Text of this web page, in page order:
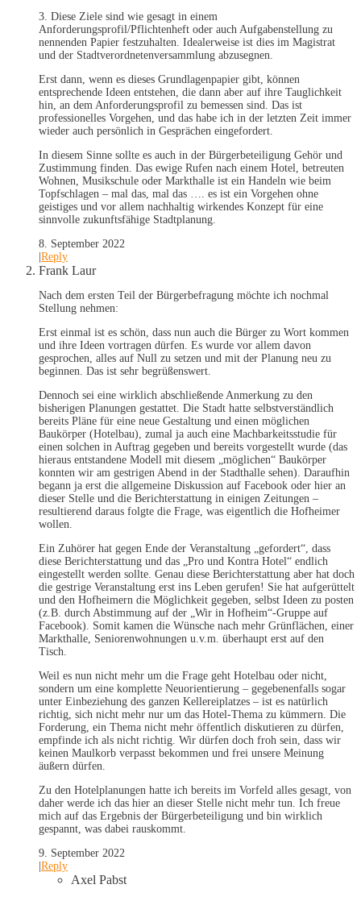
3. Diese Ziele sind wie gesagt in einem
Anforderungsprofil/Pflichtenheft oder auch Aufgabenstellung zu
nennenden Papier festzuhalten. Idealerweise ist dies im Magistrat
und der Stadtverordnetenversammlung abzusegnen.
Erst dann, wenn es dieses Grundlagenpapier gibt, können
entsprechende Ideen entstehen, die dann aber auf ihre Tauglichkeit
hin, an dem Anforderungsprofil zu bemessen sind. Das ist
professionelles Vorgehen, und das habe ich in der letzten Zeit immer
wieder auch persönlich in Gesprächen eingefordert.
In diesem Sinne sollte es auch in der Bürgerbeteiligung Gehör und
Zustimmung finden. Das ewige Rufen nach einem Hotel, betreuten
Wohnen, Musikschule oder Markthalle ist ein Handeln wie beim
Topfschlagen – mal das, mal das …. es ist ein Vorgehen ohne
geistiges und vor allem nachhaltig wirkendes Konzept für eine
sinnvolle zukunftsfähige Stadtplanung.
8. September 2022
Reply
Frank Laur
Nach dem ersten Teil der Bürgerbefragung möchte ich nochmal
Stellung nehmen:
Erst einmal ist es schön, dass nun auch die Bürger zu Wort kommen
und ihre Ideen vortragen dürfen. Es wurde vor allem davon
gesprochen, alles auf Null zu setzen und mit der Planung neu zu
beginnen. Das ist sehr begrüßenswert.
Dennoch sei eine wirklich abschließende Anmerkung zu den
bisherigen Planungen gestattet. Die Stadt hatte selbstverständlich
bereits Pläne für eine neue Gestaltung und einen möglichen
Baukörper (Hotelbau), zumal ja auch eine Machbarkeitsstudie für
einen solchen in Auftrag gegeben und bereits vorgestellt wurde (das
hieraus entstandene Modell mit diesem „möglichen“ Baukörper
konnten wir am gestrigen Abend in der Stadthalle sehen). Daraufhin
begann ja erst die allgemeine Diskussion auf Facebook oder hier an
dieser Stelle und die Berichterstattung in einigen Zeitungen –
resultierend daraus folgte die Frage, was eigentlich die Hofheimer
wollen.
Ein Zuhörer hat gegen Ende der Veranstaltung „gefordert“, dass
diese Berichterstattung und das „Pro und Kontra Hotel“ endlich
eingestellt werden sollte. Genau diese Berichterstattung aber hat doch
die gestrige Veranstaltung erst ins Leben gerufen! Sie hat aufgerüttelt
und den Hofheimern die Möglichkeit gegeben, selbst Ideen zu posten
(z.B. durch Abstimmung auf der „Wir in Hofheim“-Gruppe auf
Facebook). Somit kamen die Wünsche nach mehr Grünflächen, einer
Markthalle, Seniorenwohnungen u.v.m. überhaupt erst auf den
Tisch.
Weil es nun nicht mehr um die Frage geht Hotelbau oder nicht,
sondern um eine komplette Neuorientierung – gegebenenfalls sogar
unter Einbeziehung des ganzen Kellereiplatzes – ist es natürlich
richtig, sich nicht mehr nur um das Hotel-Thema zu kümmern. Die
Forderung, ein Thema nicht mehr öffentlich diskutieren zu dürfen,
empfinde ich als nicht richtig. Wir dürfen doch froh sein, dass wir
keinen Maulkorb verpasst bekommen und frei unsere Meinung
äußern dürfen.
Zu den Hotelplanungen hatte ich bereits im Vorfeld alles gesagt, von
daher werde ich das hier an dieser Stelle nicht mehr tun. Ich freue
mich auf das Ergebnis der Bürgerbeteiligung und bin wirklich
gespannt, was dabei rauskommt.
9. September 2022
Reply
Axel Pabst